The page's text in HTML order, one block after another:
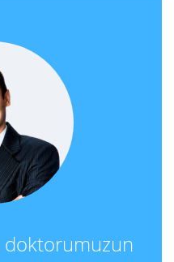
doktorumuzun